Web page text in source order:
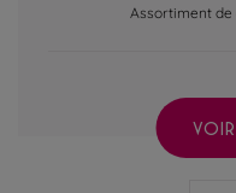
Assortiment